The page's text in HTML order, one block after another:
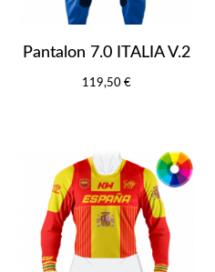
Pantalon 7.0 ITALIA V.2
119,50 €